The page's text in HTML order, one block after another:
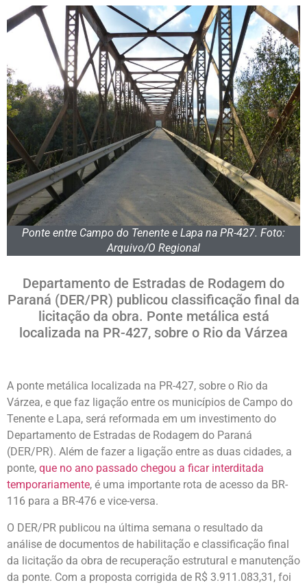
Ponte entre Campo do Tenente e Lapa na PR-427. Foto:
Arquivo/O Regional
Departamento de Estradas de Rodagem do
Paraná (DER/PR) publicou classificação final da
licitação da obra. Ponte metálica está
localizada na PR-427, sobre o Rio da Várzea
A ponte metálica localizada na PR-427, sobre o Rio da
Várzea, e que faz ligação entre os municípios de Campo do
Tenente e Lapa, será reformada em um investimento do
Departamento de Estradas de Rodagem do Paraná
(DER/PR). Além de fazer a ligação entre as duas cidades, a
ponte, que no ano passado chegou a ficar interditada
temporariamente, é uma importante rota de acesso da BR-
116 para a BR-476 e vice-versa.
O DER/PR publicou na última semana o resultado da
análise de documentos de habilitação e classificação final
da licitação da obra de recuperação estrutural e manutenção
da ponte. Com a proposta corrigida de R$ 3.911.083,31, foi